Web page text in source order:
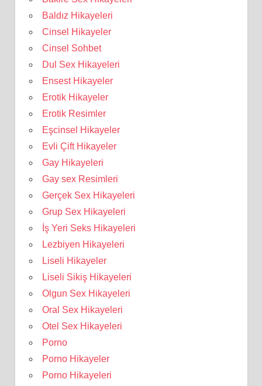
Baldız Hikayeleri
Cinsel Hikayeler
Cinsel Sohbet
Dul Sex Hikayeleri
Ensest Hikayeler
Erotik Hikayeler
Erotik Resimler
Eşcinsel Hikayeler
Evli Çift Hikayeler
Gay Hikayeleri
Gay sex Resimleri
Gerçek Sex Hikayeleri
Grup Sex Hikayeleri
İş Yeri Seks Hikayeleri
Lezbiyen Hikayeleri
Liseli Hikayeler
Liseli Sikiş Hikayeleri
Olgun Sex Hikayeleri
Oral Sex Hikayeleri
Otel Sex Hikayeleri
Porno
Porno Hikayeler
Porno Hikayeleri